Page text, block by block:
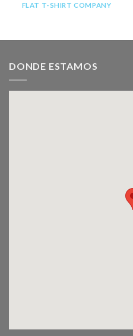
FLAT T-SHIRT COMPANY
DONDE ESTAMOS